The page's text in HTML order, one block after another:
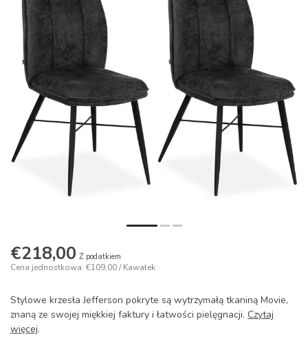
€218,00 Z podatkiem
Cena jednostkowa: €109,00 / Kawałek
Stylowe krzesła Jefferson pokryte są wytrzymałą tkaniną Movie,
znaną ze swojej miękkiej faktury i łatwości pielęgnacji. Czytaj
więcej.